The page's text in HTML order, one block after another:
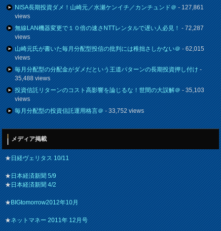
NISA長期投資ダメ！山崎元／水瀬ケンイチ／カンチュンド＠- 127,861
views
無線LAN機器変更で１０倍の速さNTTレンタルで遅い人必見！- 72,287
views
山崎元氏が書いた毎月分配型投信の批判には稚拙さしかない＠- 62,015
views
毎月分配型の分配金がダメだという王道パターンの長期投資押し付け-
35,488 views
投資信託リターンのコスト高影響を論じるな！世間の大誤解＠- 35,103
views
毎月分配型の投資信託運用格言＠- 33,752 views
メディア掲載
★日経ヴェリタス 10/11
★日本経済新聞 5/9
★日本経済新聞 4/2
★BIGtomorrow2012年10月
★ネットマネー 2011年 12月号